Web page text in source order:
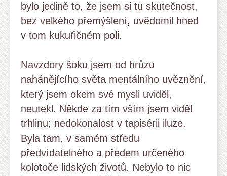
bylo jedině to, že jsem si tu skutečnost,
bez velkého přemýšlení, uvědomil hned
v tom kukuřičném poli.
Navzdory šoku jsem od hrůzu
nahánějícího světa mentálního uvěznění,
který jsem okem své mysli uviděl,
neutekl. Někde za tím vším jsem viděl
trhlinu; nedokonalost v tapisérii iluze.
Byla tam, v samém středu
předvídatelného a předem určeného
kolotoče lidských životů. Nebylo to nic